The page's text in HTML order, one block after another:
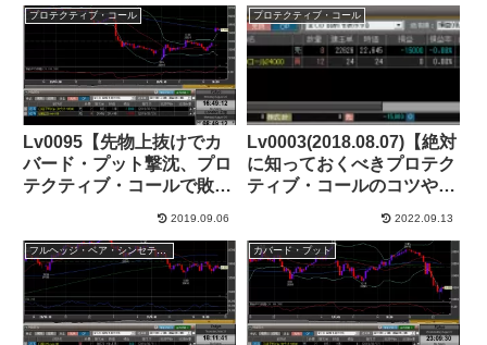
プロテクティブ・コール
Lv0095【先物上抜けでカ
バード・プット撃沈、プロ
テクティブ・コールで敗戦
2019.09.06
プロテクティブ・コール
Lv0003(2018.08.07)【絶対
に知っておくべきプロテク
ティブ・コールのコツやベ
2022.09.13
フルヘッジ・ベア・シンセティック カバード・プット